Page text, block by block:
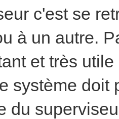
c'est se
à un autre.
et très
système doit
du